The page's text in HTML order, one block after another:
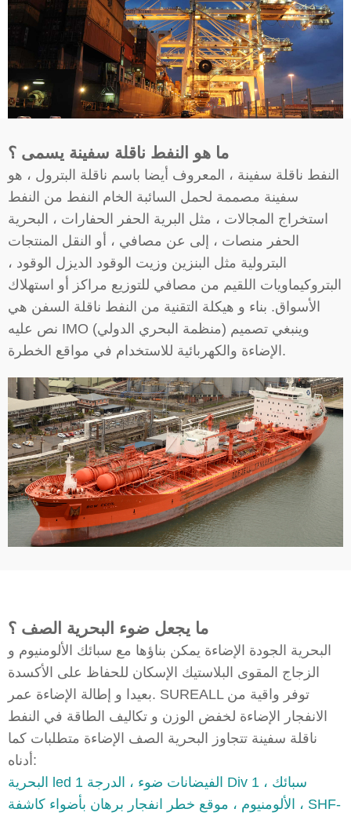
ما هو النفط ناقلة سفينة يسمى ؟
النفط ناقلة سفينة ، المعروف أيضا باسم ناقلة البترول ، هو
سفينة مصممة لحمل السائبة الخام النفط من النفط
استخراج المجالات ، مثل البرية الحفر الحفارات ، البحرية
الحفر منصات ، إلى عن مصافي ، أو النقل المنتجات
البترولية مثل البنزين وزيت الوقود الديزل الوقود ،
البتروكيماويات اللقيم من مصافي للتوزيع مراكز أو استهلاك
الأسواق. بناء و هيكلة التقنية من النفط ناقلة السفن هي
نص عليه IMO (منظمة البحري الدولي) وينبغي تصميم
الإضاءة والكهربائية للاستخدام في مواقع الخطرة.
ما يجعل ضوء البحرية الصف ؟
البحرية الجودة الإضاءة يمكن بناؤها مع سبائك الألومنيوم و
الزجاج المقوى البلاستيك الإسكان للحفاظ على الأكسدة
بعيدا و إطالة الإضاءة عمر. SUREALL توفر واقية من
الانفجار الإضاءة لخفض الوزن و تكاليف الطاقة في النفط
ناقلة سفينة تتجاوز البحرية الصف الإضاءة متطلبات كما
أدناه:
البحرية led الفيضانات ضوء ، الدرجة 1 Div 1 ، سبائك
الألومنيوم ، موقع خطر انفجار برهان بأضواء كاشفة ، SHF-